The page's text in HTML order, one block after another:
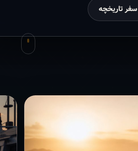
سفر تاریخچه